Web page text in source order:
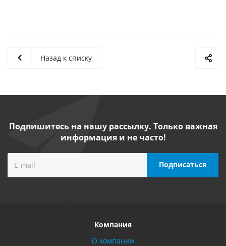
Назад к списку
Подпишитесь на нашу рассылку. Только важная
информация и не часто!
Компания
О компании